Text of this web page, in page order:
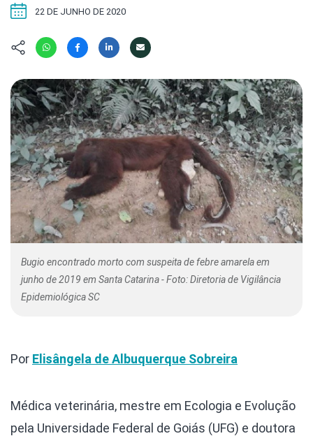
Kit
Photo
Políticas
Saúde,
Segunda
Túnel do
Universo
Missão
Cursos
22 DE JUNHO DE 2020
Bugio encontrado morto com suspeita de febre amarela em
junho de 2019 em Santa Catarina - Foto: Diretoria de Vigilância
Epidemiológica SC
Por Elisângela de Albuquerque Sobreira
Médica veterinária, mestre em Ecologia e Evolução
pela Universidade Federal de Goiás (UFG) e doutora